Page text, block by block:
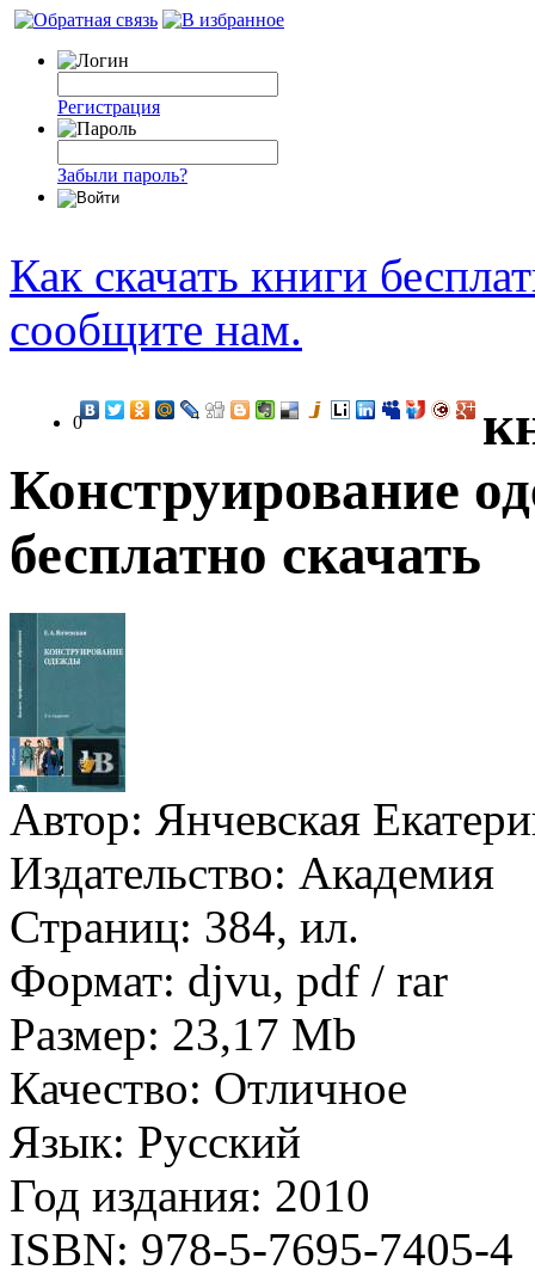
Регистрация
Забыли пароль?
Как скачать книги
сообщите нам.
0
Конструирование
бесплатно скачать
Автор: Янчевская
Издательство: Академия
Страниц: 384, ил.
Формат: djvu, pdf / rar
Размер: 23,17 Mb
Качество: Отличное
Язык: Русский
Год издания: 2010
ISBN: 978-5-7695-7405-4